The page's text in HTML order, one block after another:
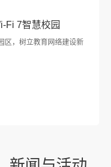
Fi 7智慧校园
区，树立教育网络建设新